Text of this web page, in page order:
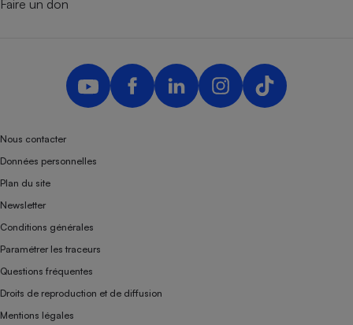
Faire un don
Nous contacter
Données personnelles
Plan du site
Newsletter
Conditions générales
Paramétrer les traceurs
Questions fréquentes
Droits de reproduction et de diffusion
Mentions légales